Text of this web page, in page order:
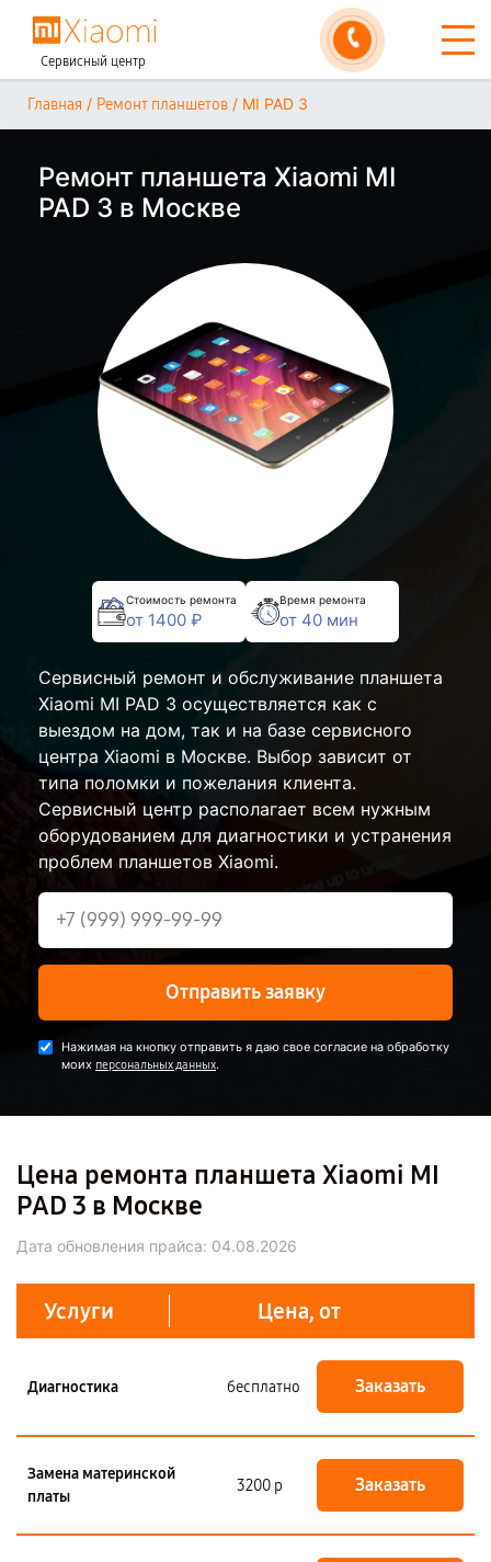
Сервисный центр
Главная / Ремонт планшетов / MI PAD 3
Ремонт планшета Xiaomi MI
PAD 3 в Москве
Стоимость ремонта
от 1400 ₽
Время ремонта
от 40 мин
Сервисный ремонт и обслуживание планшета
Xiaomi MI PAD 3 осуществляется как с
выездом на дом, так и на базе сервисного
центра Xiaomi в Москве. Выбор зависит от
типа поломки и пожелания клиента.
Сервисный центр располагает всем нужным
оборудованием для диагностики и устранения
проблем планшетов Xiaomi.
Отправить заявку
Нажимая на кнопку отправить я даю свое согласие на обработку
моих персональных данных.
Цена ремонта планшета Xiaomi MI
PAD 3 в Москве
Дата обновления прайса: 04.08.2026
Услуги Цена, от
Диагностика бесплатно Заказать
Замена материнской
платы
3200 р Заказать